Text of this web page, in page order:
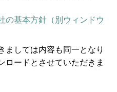
の基本方針（別ウィンドウ
ましては内容も同一となり
ロードとさせていただきま